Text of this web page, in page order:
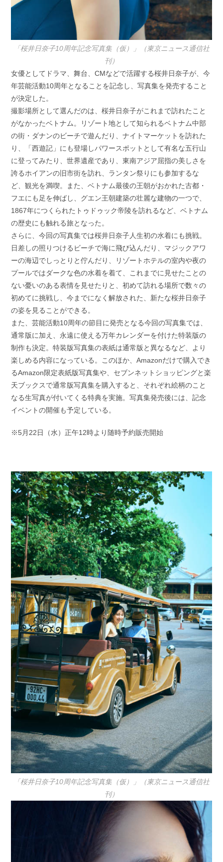
「桜井日奈子10周年記念写真集（仮）」（東京ニュース通信社
刊）
女優としてドラマ、舞台、CMなどで活躍する桜井日奈子が、今
年芸能活動10周年となることを記念し、写真集を発売すること
が決定した。
撮影場所として選んだのは、桜井日奈子がこれまで訪れたこと
がなかったベトナム。リゾート地として知られるベトナム中部
の街・ダナンのビーチで遊んだり、ナイトマーケットを訪れた
り、「西遊記」にも登場しパワースポットとして有名な五行山
に登ってみたり、世界遺産であり、東南アジア屈指の美しさを
誇るホイアンの旧市街を訪れ、ランタン祭りにも参加するな
ど、観光を満喫。また、ベトナム最後の王朝がおかれた古都・
フエにも足を伸ばし、グエン王朝建築の壮麗な建物の一つで、
1867年につくられたトゥドゥック帝陵を訪れるなど、ベトナム
の歴史にも触れる旅となった。
さらに、今回の写真集では桜井日奈子人生初の水着にも挑戦。
日差しの照りつけるビーチで海に飛び込んだり、マジックアワ
ーの海辺でしっとりと佇んだり、リゾートホテルの室内や夜の
プールではダークな色の水着を着て、これまでに見せたことの
ない憂いのある表情を見せたりと、初めて訪れる場所で数々の
初めてに挑戦し、今までになく解放された、新たな桜井日奈子
の姿を見ることができる。
また、芸能活動10周年の節目に発売となる今回の写真集では、
通常版に加え、永遠に使える万年カレンダーを付けた特装版の
制作も決定。特装版写真集の表紙は通常版と異なるなど、より
楽しめる内容になっている。このほか、Amazonだけで購入でき
るAmazon限定表紙版写真集や、セブンネットショッピングと楽
天ブックスで通常版写真集を購入すると、それぞれ絵柄のこと
なる生写真が付いてくる特典を実施。写真集発売後には、記念
イベントの開催も予定している。
※5月22日（水）正午12時より随時予約販売開始
「桜井日奈子10周年記念写真集（仮）」（東京ニュース通信社
刊）